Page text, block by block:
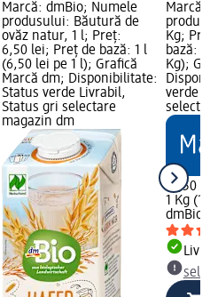
Marcă: dmBio; Numele
produsului: Băutură de
ovăz natur, 1 l; Preț:
6,50 lei; Preț de bază: 1 l
(6,50 lei pe 1 l); Grafică
Marcă dm; Disponibilitate:
Status verde Livrabil,
Status gri selectare
magazin dm
Marcă:
Kg;
bază: 1
Kg);
verde
10,50 lei
1 Kg
dmBio